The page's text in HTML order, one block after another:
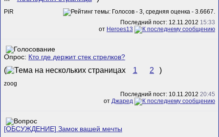
PiR
Последний пост: 12.11.2012 15:33
от Heroes13
Опрос: Кто где держит стек стрелков?
( 1 2 )
zoog
Последний пост: 10.11.2012 20:45
от Джаред
[ОБСУЖДЕНИЕ] Замок вашей мечты